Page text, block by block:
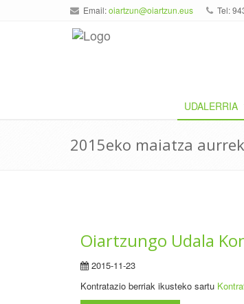
Email:oiartzun@oiartzun.eus Tel:
UDALERRIA
2015eko maiatza
Oiartzungo Udala
2015-11-23
Kontratazio berriak ikusteko sartu